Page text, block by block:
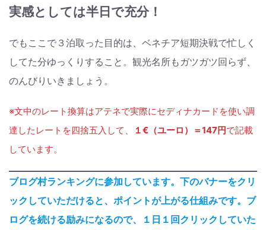
実感としては半日で充分！
でもここで３泊取った目的は、ベネチア短期決戦で忙しく
してた分ゆっくりすること。観光名所もガツガツ回らず、
のんびりいきましょう。
※文中のレート換算はアテネで実際にセディナカードを使い調
達したレートを四捨五入して、
１€（ユーロ）＝147円で記載
しています。
ブログ村ランキングに参加しています。下のバナーをクリ
ックしていただけると、ポイントが上がる仕組みです。ブ
ログを続ける励みになるので、１日１回クリックしていた